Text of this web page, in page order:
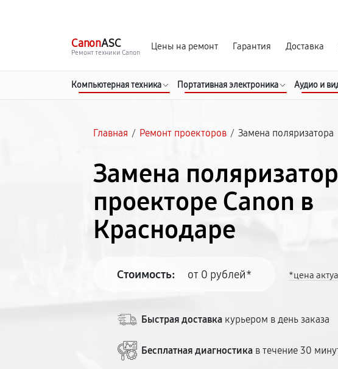
CanonASC
Ремонт техники Canon
Цены на ремонт Гарантия Доставка
Компьютерная техника Портативная электроника Аудио и
Главная / Ремонт проекторов / Замена поляризатора
Замена
проекторе Canon в
Краснодаре
Стоимость: от 0 рублей* *цена
Быстрая доставка курьером в день заказа
Бесплатная диагностика в течение 30